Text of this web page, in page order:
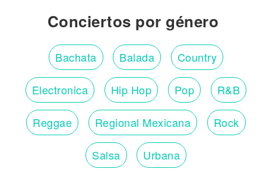
Conciertos por género
Bachata Balada Country
Electronica Hip Hop Pop R&B
Reggae Regional Mexicana Rock
Salsa Urbana